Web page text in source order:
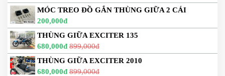
MÓC TREO ĐỒ GẮN THÙNG GIỮA 2 CÁI
200,000đ
THÙNG GIỮA EXCITER 135
680,000đ 899,000đ
THÙNG GIỮA EXCITER 2010
680,000đ 899,000đ